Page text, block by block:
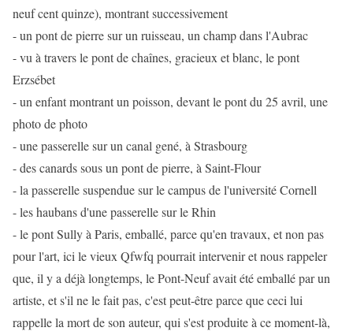
neuf cent quinze), montrant successivement
- un pont de pierre sur un ruisseau, un champ dans l'Aubrac
- vu à travers le pont de chaînes, gracieux et blanc, le pont
Erzsébet
- un enfant montrant un poisson, devant le pont du 25 avril, une
photo de photo
- une passerelle sur un canal gené, à Strasbourg
- des canards sous un pont de pierre, à Saint-Flour
- la passerelle suspendue sur le campus de l'université Cornell
- les haubans d'une passerelle sur le Rhin
- le pont Sully à Paris, emballé, parce qu'en travaux, et non pas
pour l'art, ici le vieux Qfwfq pourrait intervenir et nous rappeler
que, il y a déjà longtemps, le Pont-Neuf avait été emballé par un
artiste, et s'il ne le fait pas, c'est peut-être parce que ceci lui
rappelle la mort de son auteur, qui s'est produite à ce moment-là,